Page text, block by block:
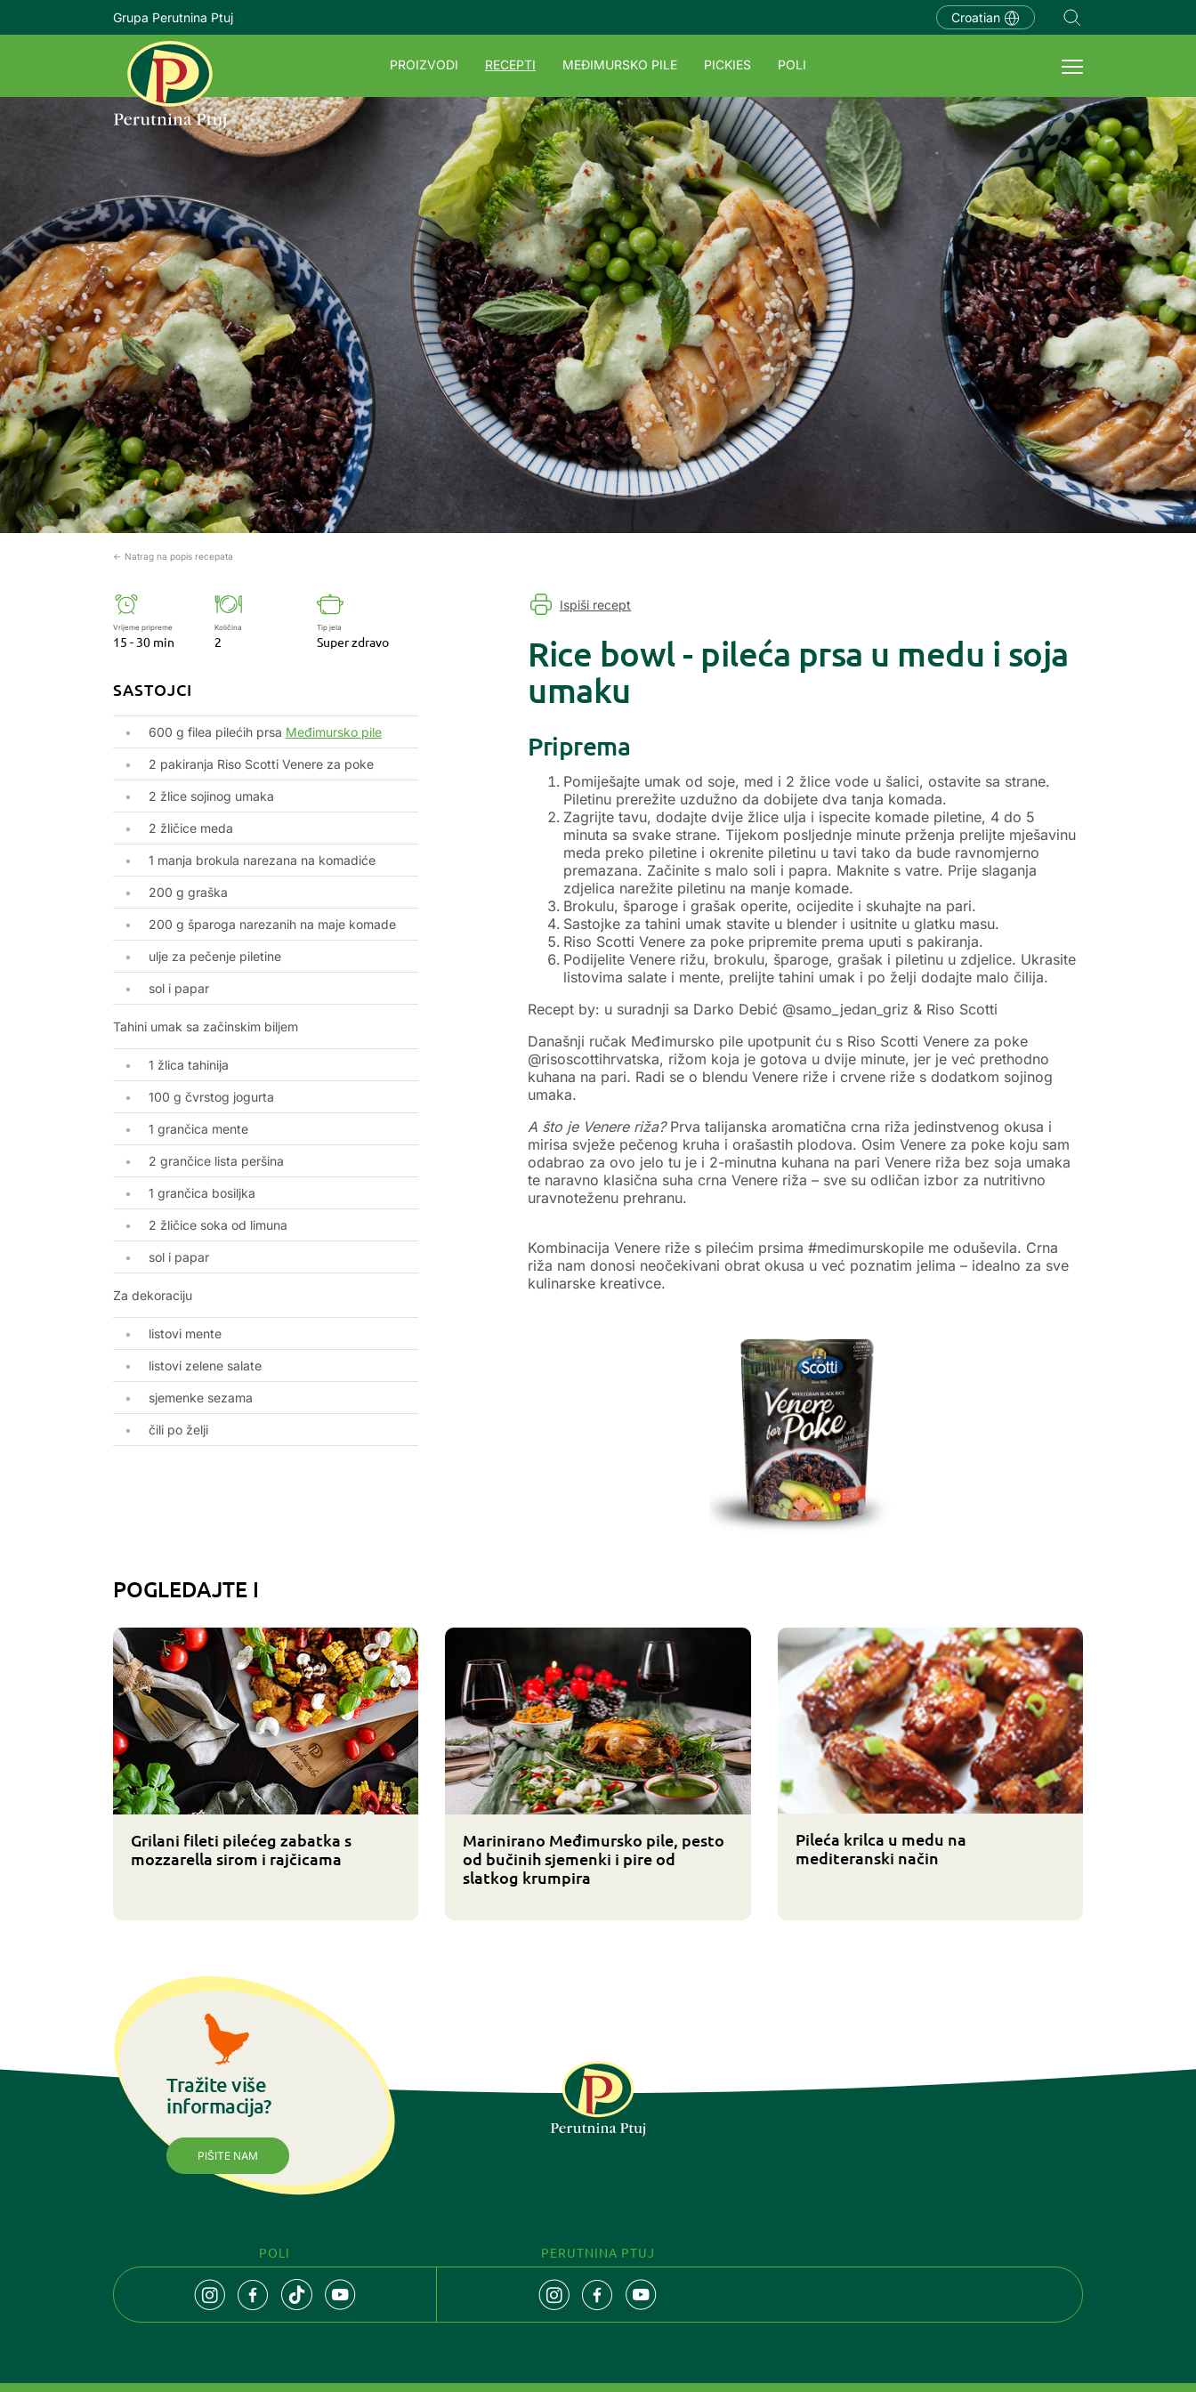
Grupa Perutnina Ptuj Croatian
PROIZVODI RECEPTI MEĐIMURSKO PILE PICKIES POLI
← Natrag na popis recepata
Vrijeme pripreme
15 - 30 min
Količina
2
Tip jela
Super zdravo
SASTOJCI
600 g filea pilećih prsa Međimursko pile
2 pakiranja Riso Scotti Venere za poke
2 žlice sojinog umaka
2 žličice meda
1 manja brokula narezana na komadiće
200 g graška
200 g šparoga narezanih na maje komade
ulje za pečenje piletine
sol i papar
Tahini umak sa začinskim biljem
1 žlica tahinija
100 g čvrstog jogurta
1 grančica mente
2 grančice lista peršina
1 grančica bosiljka
2 žličice soka od limuna
sol i papar
Za dekoraciju
listovi mente
listovi zelene salate
sjemenke sezama
čili po želji
Ispiši recept
Rice bowl - pileća prsa u medu i soja
umaku
Priprema
Pomiješajte umak od soje, med i 2 žlice vode u šalici, ostavite sa strane.
Piletinu prerežite uzdužno da dobijete dva tanja komada.
Zagrijte tavu, dodajte dvije žlice ulja i ispecite komade piletine, 4 do 5
minuta sa svake strane. Tijekom posljednje minute prženja prelijte mješavinu
meda preko piletine i okrenite piletinu u tavi tako da bude ravnomjerno
premazana. Začinite s malo soli i papra. Maknite s vatre. Prije slaganja
zdjelica narežite piletinu na manje komade.
Brokulu, šparoge i grašak operite, ocijedite i skuhajte na pari.
Sastojke za tahini umak stavite u blender i usitnite u glatku masu.
Riso Scotti Venere za poke pripremite prema uputi s pakiranja.
Podijelite Venere rižu, brokulu, šparoge, grašak i piletinu u zdjelice. Ukrasite
listovima salate i mente, prelijte tahini umak i po želji dodajte malo čilija.
Recept by: u suradnji sa Darko Debić @samo_jedan_griz & Riso Scotti
Današnji ručak Međimursko pile upotpunit ću s Riso Scotti Venere za poke
@risoscottihrvatska, rižom koja je gotova u dvije minute, jer je već prethodno
kuhana na pari. Radi se o blendu Venere riže i crvene riže s dodatkom sojinog
umaka.
A što je Venere riža?Prva talijanska aromatična crna riža jedinstvenog okusa i
mirisa svježe pečenog kruha i orašastih plodova. Osim Venere za poke koju sam
odabrao za ovo jelo tu je i 2-minutna kuhana na pari Venere riža bez soja umaka
te naravno klasična suha crna Venere riža – sve su odličan izbor za nutritivno
uravnoteženu prehranu.
Kombinacija Venere riže s pilećim prsima #medimurskopile me oduševila. Crna
riža nam donosi neočekivani obrat okusa u već poznatim jelima – idealno za sve
kulinarske kreativce.
POGLEDAJTE I
Grilani fileti pilećeg zabatka s
mozzarella sirom i rajčicama
Marinirano Međimursko pile, pesto
od bučinih sjemenki i pire od
slatkog krumpira
Pileća krilca u medu na
mediteranski način
Tražite više
informacija?
PIŠITE NAM
POLI PERUTNINA PTUJ